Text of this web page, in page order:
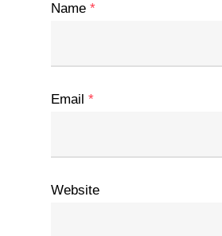
Name *
Email *
Website